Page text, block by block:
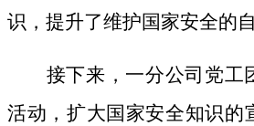
识，提升了维护国家安全的
接下来，一分公司党工
活动，扩大国家安全知识的